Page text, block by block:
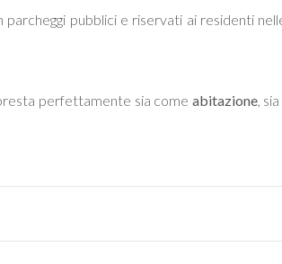
parcheggi pubblici e riservati ai residenti
perfettamente sia come abitazione,